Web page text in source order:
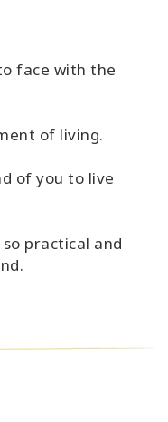
face with the
of living.
of you to live
practical and